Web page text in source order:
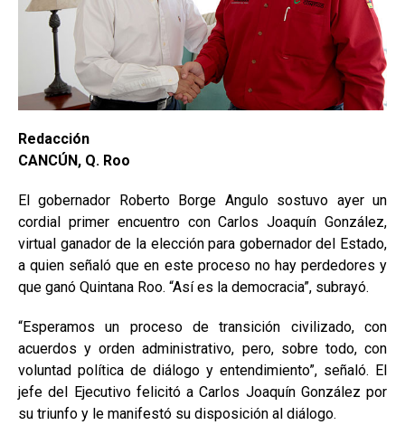
Redacción
CANCÚN, Q. Roo
El gobernador Roberto Borge Angulo sostuvo ayer un
cordial primer encuentro con Carlos Joaquín González,
virtual ganador de la elección para gobernador del Estado,
a quien señaló que en este proceso no hay perdedores y
que ganó Quintana Roo. “Así es la democracia”, subrayó.
“Esperamos un proceso de transición civilizado, con
acuerdos y orden administrativo, pero, sobre todo, con
voluntad política de diálogo y entendimiento”, señaló. El
jefe del Ejecutivo felicitó a Carlos Joaquín González por
su triunfo y le manifestó su disposición al diálogo.